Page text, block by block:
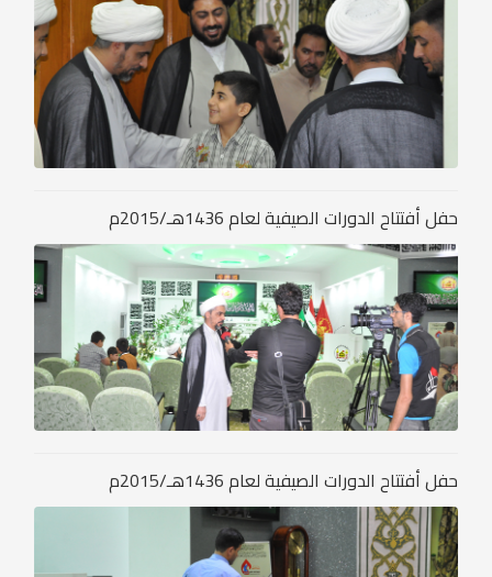
حفل أفتتاح الدورات الصيفية لعام 1436هـ/2015م
حفل أفتتاح الدورات الصيفية لعام 1436هـ/2015م